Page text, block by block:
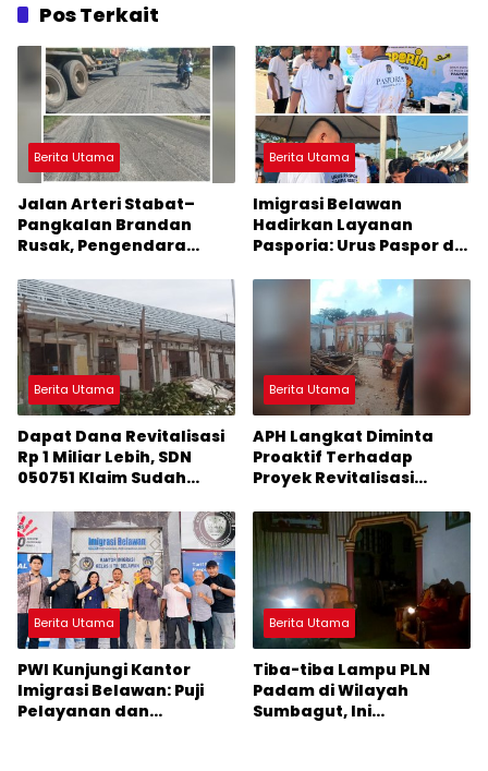
Pos Terkait
Berita Utama
Jalan Arteri Stabat–
Pangkalan Brandan
Rusak, Pengendara
Berita Utama
Imigrasi Belawan
Hadirkan Layanan
Pasporia: Urus Paspor di
Berita Utama
Dapat Dana Revitalisasi
Rp 1 Miliar Lebih, SDN
050751 Klaim Sudah
Arahan Perencana
Berita Utama
APH Langkat Diminta
Proaktif Terhadap
Proyek Revitalisasi
Berita Utama
PWI Kunjungi Kantor
Imigrasi Belawan: Puji
Pelayanan dan
Berita Utama
Tiba-tiba Lampu PLN
Padam di Wilayah
Sumbagut, Ini